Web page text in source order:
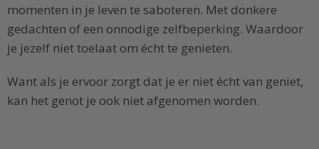
momenten in je leven te saboteren. Met donkere
gedachten of een onnodige zelfbeperking. Waardoor
je jezelf niet toelaat om écht te genieten.
Want als je ervoor zorgt dat je er niet écht van geniet,
kan het genot je ook niet afgenomen worden.